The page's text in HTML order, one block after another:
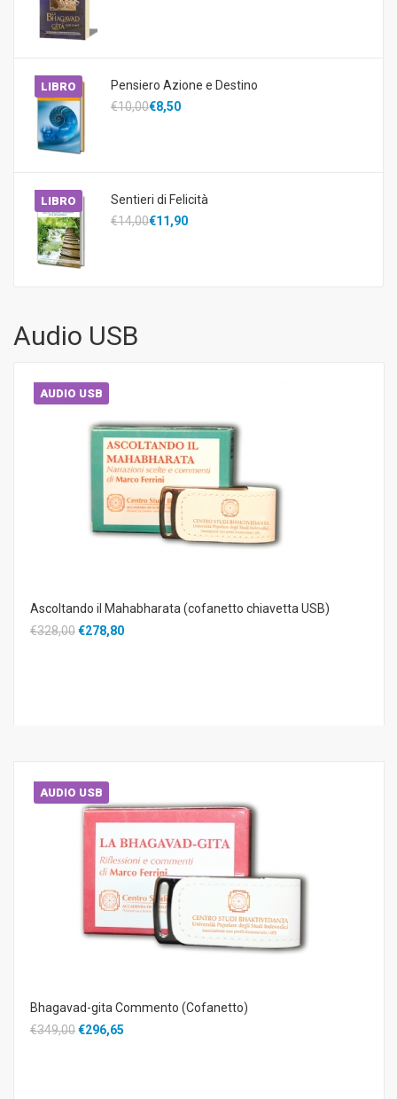
LIBRO
Pensiero Azione e Destino
€10,00€8,50
LIBRO
Sentieri di Felicità
€14,00€11,90
Audio USB
AUDIO USB
Ascoltando il Mahabharata (cofanetto chiavetta USB)
€328,00€278,80
AUDIO USB
Bhagavad-gita Commento (Cofanetto)
€349,00€296,65